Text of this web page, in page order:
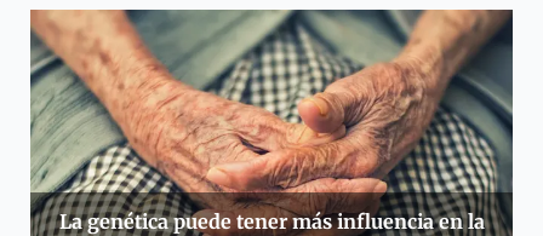
La genética puede tener más influencia en la